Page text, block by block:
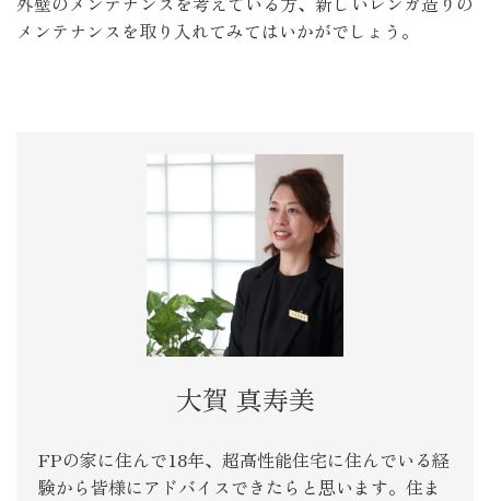
メンテナンスを取り入れてみてはいかがでしょう。
大賀 真寿美
FPの家に住んで18年、超高性能住宅に住んでいる経
験から皆様にアドバイスできたらと思います。住ま